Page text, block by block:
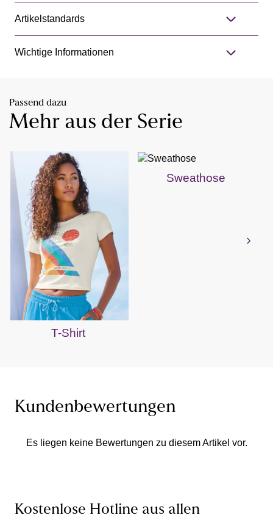
Artikelstandards
Wichtige Informationen
Passend dazu
Mehr aus der Serie
T-Shirt
Sweathose
Kundenbewertungen
Es liegen keine Bewertungen zu diesem Artikel vor.
Kostenlose Hotline aus allen